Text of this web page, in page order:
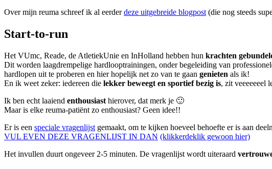
Over mijn reuma schreef ik al eerderdeze uitgebreide blogpost (die nog steeds
Start-to-run
Het VUmc, Reade, de AtletiekUnie en InHolland hebben hun krachten
Dit worden laagdrempelige hardlooptrainingen, onder begeleiding van
hardlopen uit te proberen en hier hopelijk net zo van te gaan genieten als ik!
En ik weet zeker: iedereen die lekker beweegt en sportief bezig is, zit veeeeeeel
Ik ben echt laaiend enthousiast hierover, dat merk je 🙂
Maar is elke reuma-patiënt zo enthousiast? Geen idee!!
Er is een speciale vragenlijst gemaakt, om te kijken hoeveel behoefte er is aan
VUL EVEN DEZE VRAGENLIJST IN DAN (klikkerdeklik gewoon hier)
Het invullen duurt ongeveer 2-5 minuten. De vragenlijst wordt uiteraard